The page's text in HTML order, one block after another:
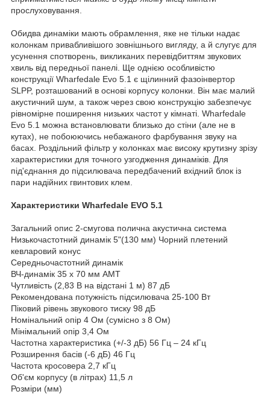
прослуховування.
Обидва динаміки мають обрамлення, яке не тільки надає
колонкам привабливішого зовнішнього вигляду, а й слугує для
усунення спотворень, викликаних перевідбиттям звукових
хвиль від передньої панелі. Ще однією особливістю
конструкції Wharfedale Evo 5.1 є щілинний фазоінвертор
SLPP, розташований в основі корпусу колонки. Він має малий
акустичний шум, а також через свою конструкцію забезпечує
рівномірне поширення низьких частот у кімнаті. Wharfedale
Evo 5.1 можна встановлювати близько до стіни (але не в
кутах), не побоюючись небажаного фарбування звуку на
басах. Роздільний фільтр у колонках має високу крутизну зрізу
характеристики для точного узгодження динаміків. Для
під'єднання до підсилювача передбачений вхідний блок із
пари надійних гвинтових клем.
Характеристики Wharfedale EVO 5.1
Загальний опис 2-смугова полична акустична система
Низькочастотний динамік 5"(130 мм) Чорний плетений
кевларовий конус
Середньочастотний динамік
ВЧ-динамік 35 x 70 мм AMT
Чутливість (2,83 В на відстані 1 м) 87 дБ
Рекомендована потужність підсилювача 25-100 Вт
Піковий рівень звукового тиску 98 дБ
Номінальний опір 4 Ом (сумісно з 8 Ом)
Мінімальний опір 3,4 Ом
Частотна характеристика (+/-3 дБ) 56 Гц – 24 кГц
Розширення басів (-6 дБ) 46 Гц
Частота кросовера 2,7 кГц
Об'єм корпусу (в літрах) 11,5 л
Розміри (мм)